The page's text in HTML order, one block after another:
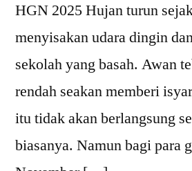
HGN 2025 Hujan turun
menyisakan udara dingin
sekolah yang basah. Awan
rendah seakan memberi
itu tidak akan berlangsung
biasanya. Namun bagi para